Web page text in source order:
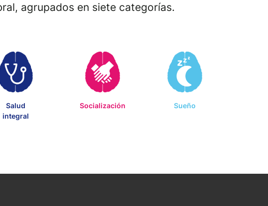
agrupados en siete categorías.
Salud
integral
Socialización Sueño